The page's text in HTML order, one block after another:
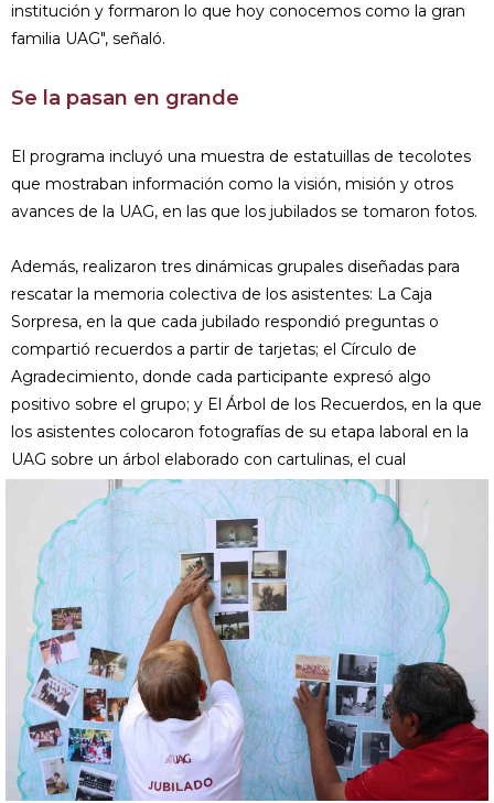
institución y formaron lo que hoy conocemos como la gran
familia UAG", señaló.
Se la pasan en grande
El programa incluyó una muestra de estatuillas de tecolotes
que mostraban información como la visión, misión y otros
avances de la UAG, en las que los jubilados se tomaron fotos.
Además, realizaron tres dinámicas grupales diseñadas para
rescatar la memoria colectiva de los asistentes: La Caja
Sorpresa, en la que cada jubilado respondió preguntas o
compartió recuerdos a partir de tarjetas; el Círculo de
Agradecimiento, donde cada participante expresó algo
positivo sobre el grupo; y El Árbol de los Recuerdos, en la que
los asistentes colocaron fotografías de su etapa laboral en la
UAG sobre un árbol elaborado con cartulinas, el cual